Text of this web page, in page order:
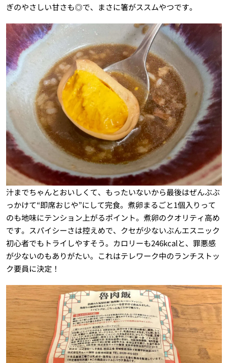
ぎのやさしい甘さも◎で、まさに箸がススムやつです。
汁までちゃんとおいしくて、もったいないから最後はぜんぶぶ
っかけて“即席おじや”にして完食。煮卵まるごと1個入りって
のも地味にテンション上がるポイント。煮卵のクオリティ高め
です。スパイシーさは控えめで、クセが少ないぶんエスニック
初心者でもトライしやすそう。カロリーも246kcalと、罪悪感
が少ないのもありがたい。これはテレワーク中のランチストッ
ク要員に決定！